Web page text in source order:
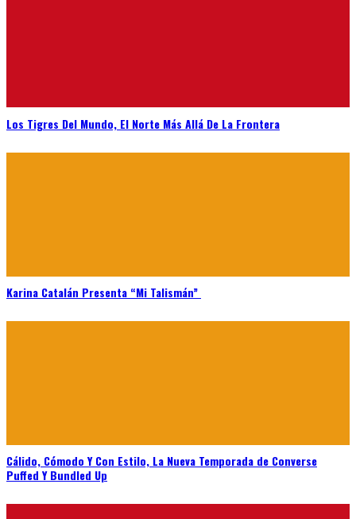
Los Tigres Del Mundo, El Norte Más Allá De La Frontera
Karina Catalán Presenta “Mi Talismán”
Cálido, Cómodo Y Con Estilo, La Nueva Temporada de Converse
Puffed Y Bundled Up